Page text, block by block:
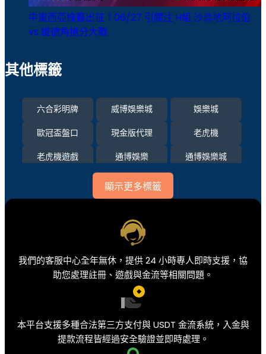
中東西亞綠鷹出征！06/27 引關注 H組 沙烏地阿拉伯
vs 維德角搶分大戰
其他標籤
六合彩明牌 威博娛樂城
娛樂城
歐冠盃盤口
現金版代理
老虎機
老虎機遊戲
通博娛樂
通博娛樂城
運彩比分
顯示更多標籤
我們的客服中心全年無休，提供 24 小時專人即時支援，協
助您處理註冊、遊戲與金流等相關問題。
本平台支援多種合法第三方支付與 USDT 金流系統，入金與
提款流程皆經過安全驗證並即時處理。